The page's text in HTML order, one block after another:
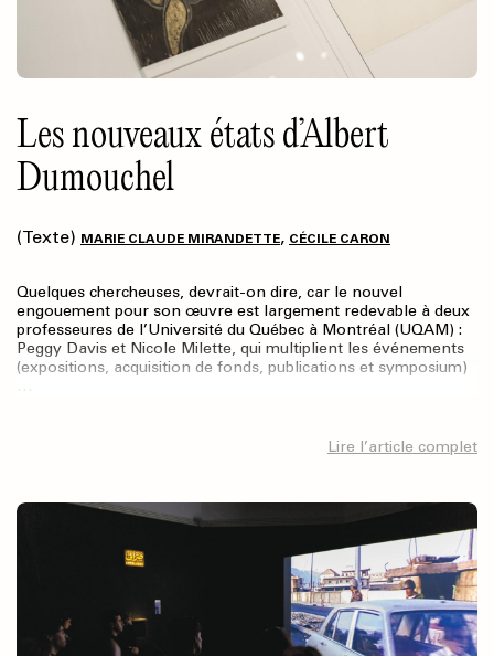
Les nouveaux états d’Albert
Dumouchel
(Texte) MARIE CLAUDE MIRANDETTE, CÉCILE CARON
Quelques chercheuses, devrait-on dire, car le nouvel
engouement pour son œuvre est largement redevable à deux
professeures de l’Université du Québec à Montréal (UQAM) :
Peggy Davis et Nicole Milette, qui multiplient les événements
(expositions, acquisition de fonds, publications et symposium)
Lire l’article complet